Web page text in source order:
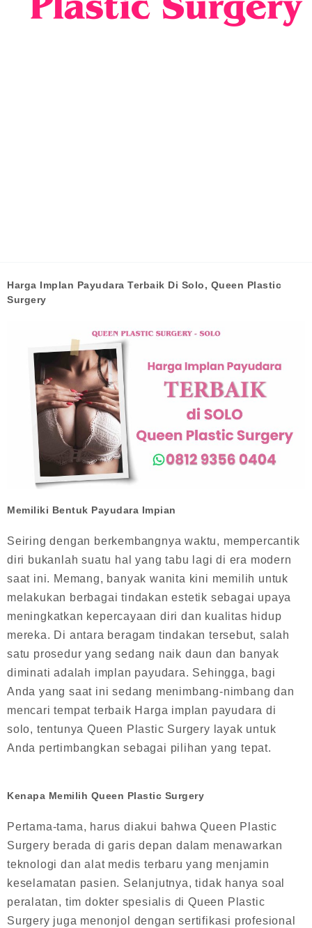
Harga Implan Payudara Terbaik Di Solo, Queen Plastic
Surgery
Memiliki Bentuk Payudara Impian
Seiring dengan berkembangnya waktu, mempercantik
diri bukanlah suatu hal yang tabu lagi di era modern
saat ini. Memang, banyak wanita kini memilih untuk
melakukan berbagai tindakan estetik sebagai upaya
meningkatkan kepercayaan diri dan kualitas hidup
mereka. Di antara beragam tindakan tersebut, salah
satu prosedur yang sedang naik daun dan banyak
diminati adalah implan payudara. Sehingga, bagi
Anda yang saat ini sedang menimbang-nimbang dan
mencari tempat terbaik Harga implan payudara di
solo, tentunya Queen Plastic Surgery layak untuk
Anda pertimbangkan sebagai pilihan yang tepat.
Kenapa Memilih Queen Plastic Surgery
Pertama-tama, harus diakui bahwa Queen Plastic
Surgery berada di garis depan dalam menawarkan
teknologi dan alat medis terbaru yang menjamin
keselamatan pasien. Selanjutnya, tidak hanya soal
peralatan, tim dokter spesialis di Queen Plastic
Surgery juga menonjol dengan sertifikasi profesional